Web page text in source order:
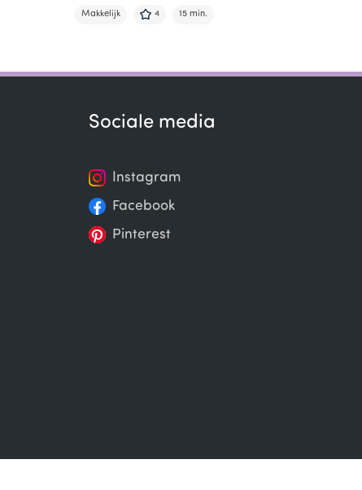
Makkelijk 4 15 min.
Sociale media
Instagram
Facebook
Pinterest